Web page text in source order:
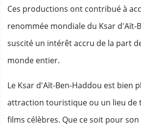
Ces productions ont contribué à
renommée mondiale du Ksar d'Aït-
suscité un intérêt accru de la part
monde entier.
Le Ksar d'Aït-Ben-Haddou est bien
attraction touristique ou un lieu de
films célèbres. Que ce soit pour